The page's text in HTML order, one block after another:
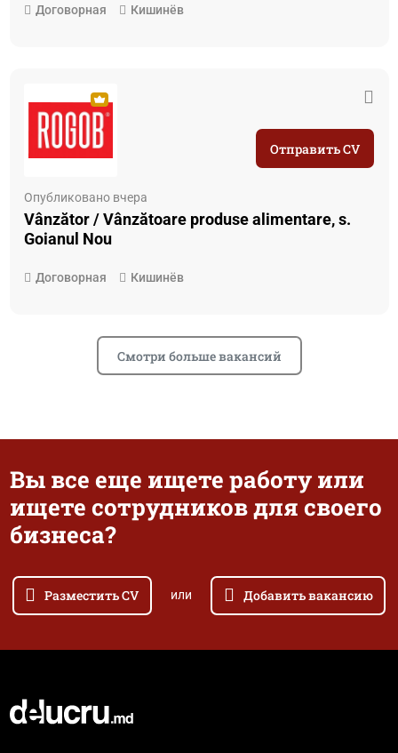
Договорная Кишинёв
Опубликовано вчера
Vânzător / Vânzătoare produse alimentare, s.
Goianul Nou
Договорная Кишинёв
Отправить CV
Смотри больше вакансий
Вы все еще ищете работу или
ищете сотрудников для своего
бизнеса?
Разместить CV или Добавить вакансию